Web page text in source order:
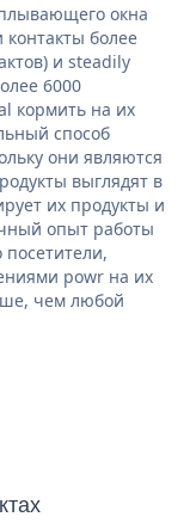
окна
более
и steadily
6000
кормить на их
способ
они являются
выглядят в
их продукты и
опыт работы
powr на их
чем любой